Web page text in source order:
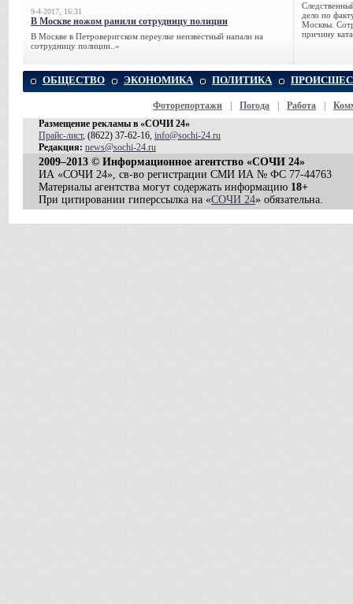
9-4-2017, 16:31
В Москве ножом ранили сотрудницу полиции
В Москве в Петроверигском переулке неизвестный напали на
сотрудницу полиции..»
дело по
Москвы.
причину
ОБЩЕСТВО ЭКОНОМИКА ПОЛИТИКА
Фоторепортажи Погода Работа
Размещение рекламы в «СОЧИ 24»
Прайс-лист, (8622) 37-62-16, info@sochi-24.ru
Редакция: news@sochi-24.ru
2009–2013 © Информационное агентство «СОЧИ 24»
ИА «СОЧИ 24», св-во регистрации СМИ ИА № ФС 77-44763
Материалы агентства могут содержать информацию 18+
При цитировании гиперссылка на «СОЧИ 24» обязательна.